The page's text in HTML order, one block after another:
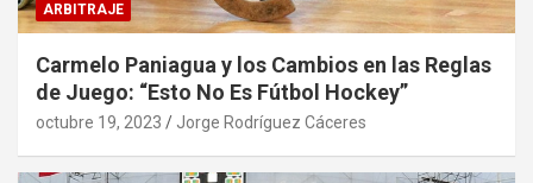
ARBITRAJE
Carmelo Paniagua y los Cambios en las Reglas
de Juego: “Esto No Es Fútbol Hockey”
octubre 19, 2023 Jorge Rodríguez Cáceres